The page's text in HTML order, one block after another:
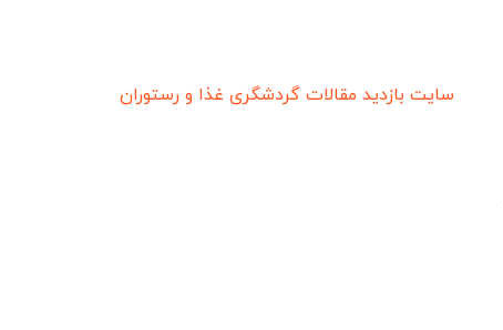
سایت بازدید مقالات گردشگری غذا و رستوران